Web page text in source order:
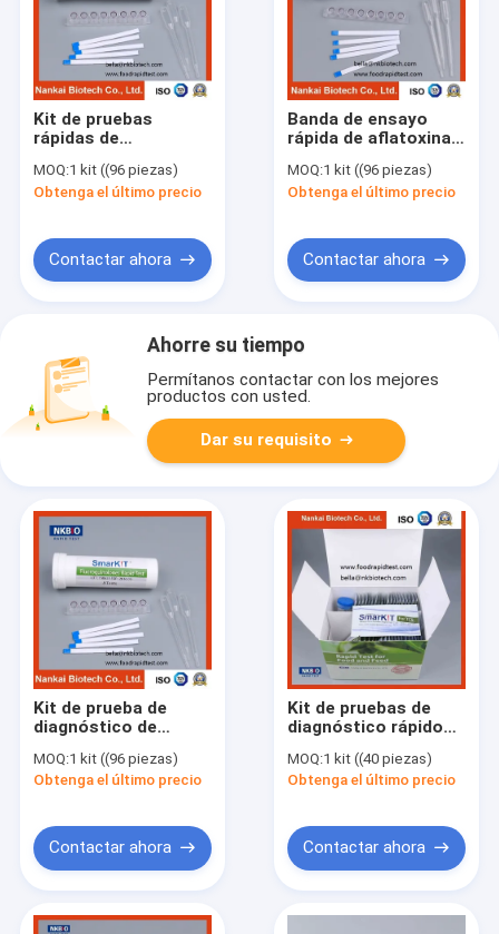
Kit de pruebas
rápidas de
fluoroquinolona para
leche
MOQ:1 kit ((96 piezas)
Obtenga el último precio
Contactar ahora
Banda de ensayo
rápida de aflatoxina
MOQ:1 kit ((96 piezas)
Obtenga el último precio
Contactar ahora
Ahorre su tiempo
Permítanos contactar con los mejores
productos con usted.
Dar su requisito
Kit de prueba de
diagnóstico de
leche (kit de prueba
de antibióticos en
MOQ:1 kit ((96 piezas)
Obtenga el último precio
Contactar ahora
Kit de pruebas de
diagnóstico rápido
leche
MOQ:1 kit ((40 piezas)
Obtenga el último precio
Contactar ahora